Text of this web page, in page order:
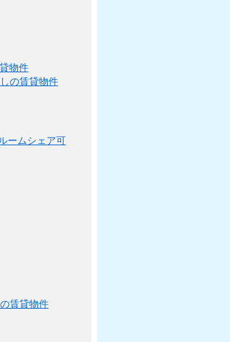
物件
の賃貸物件
ルームシェア可
賃貸物件